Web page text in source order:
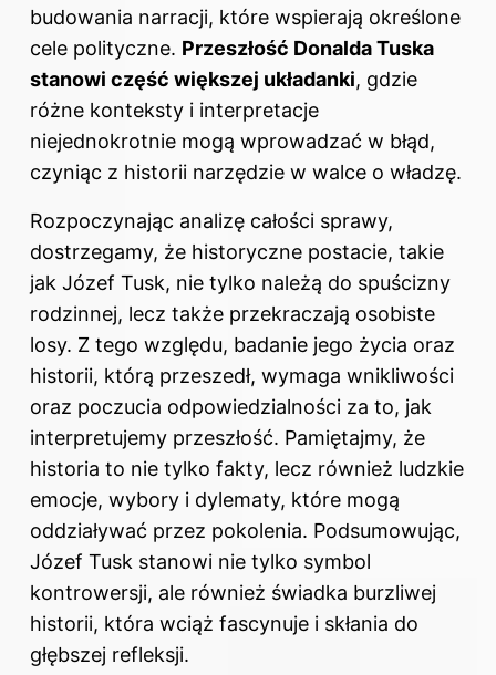
budowania narracji, które wspierają określone
cele polityczne. Przeszłość Donalda Tuska
stanowi część większej układanki, gdzie
różne konteksty i interpretacje
niejednokrotnie mogą wprowadzać w błąd,
czyniąc z historii narzędzie w walce o władzę.
Rozpoczynając analizę całości sprawy,
dostrzegamy, że historyczne postacie, takie
jak Józef Tusk, nie tylko należą do spuścizny
rodzinnej, lecz także przekraczają osobiste
losy. Z tego względu, badanie jego życia oraz
historii, którą przeszedł, wymaga wnikliwości
oraz poczucia odpowiedzialności za to, jak
interpretujemy przeszłość. Pamiętajmy, że
historia to nie tylko fakty, lecz również ludzkie
emocje, wybory i dylematy, które mogą
oddziaływać przez pokolenia. Podsumowując,
Józef Tusk stanowi nie tylko symbol
kontrowersji, ale również świadka burzliwej
historii, która wciąż fascynuje i skłania do
głębszej refleksji.